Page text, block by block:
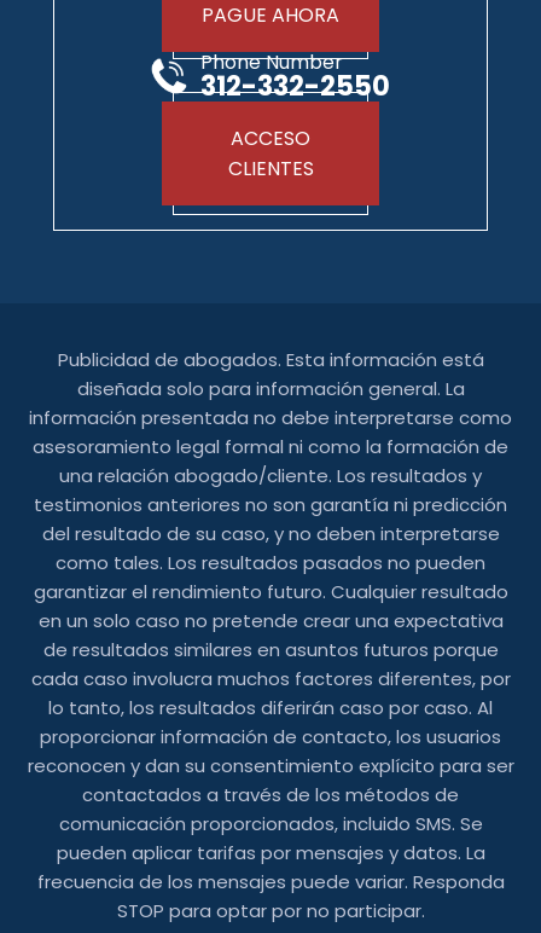
PAGUE AHORA
Phone Number
312-332-2550
ACCESO
CLIENTES
Publicidad de abogados. Esta información está
diseñada solo para información general. La
información presentada no debe interpretarse como
asesoramiento legal formal ni como la formación de
una relación abogado/cliente. Los resultados y
testimonios anteriores no son garantía ni predicción
del resultado de su caso, y no deben interpretarse
como tales. Los resultados pasados ​​no pueden
garantizar el rendimiento futuro. Cualquier resultado
en un solo caso no pretende crear una expectativa
de resultados similares en asuntos futuros porque
cada caso involucra muchos factores diferentes, por
lo tanto, los resultados diferirán caso por caso. Al
proporcionar información de contacto, los usuarios
reconocen y dan su consentimiento explícito para ser
contactados a través de los métodos de
comunicación proporcionados, incluido SMS. Se
pueden aplicar tarifas por mensajes y datos. La
frecuencia de los mensajes puede variar. Responda
STOP para optar por no participar.